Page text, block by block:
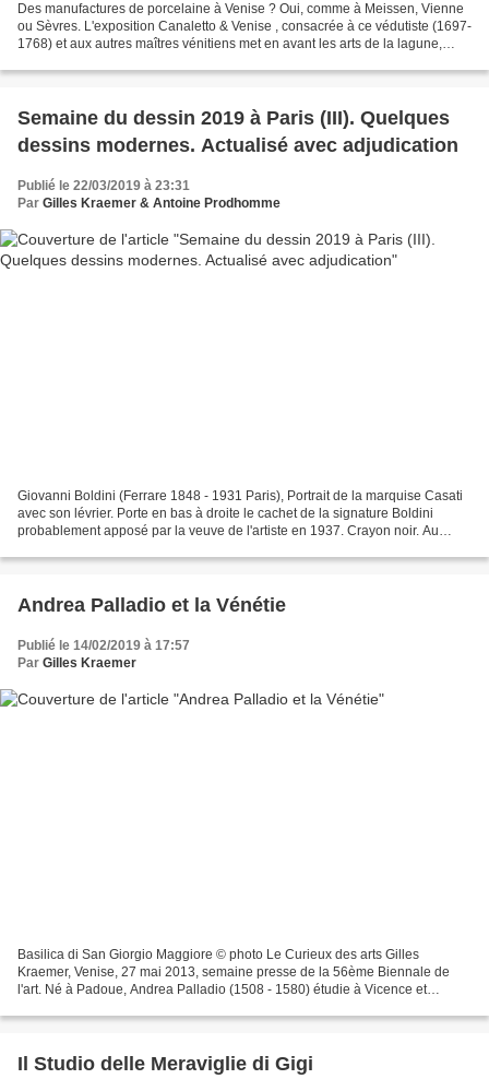
Des manufactures de porcelaine à Venise ? Oui, comme à Meissen, Vienne
ou Sèvres. L'exposition Canaletto & Venise , consacrée à ce védutiste (1697-
1768) et aux autres maîtres vénitiens met en avant les arts de la lagune,
Semaine du dessin 2019 à Paris (III). Quelques
dessins modernes. Actualisé avec adjudication
Publié le 22/03/2019 à 23:31
Par Gilles Kraemer & Antoine Prodhomme
Giovanni Boldini (Ferrare 1848 - 1931 Paris), Portrait de la marquise Casati
avec son lévrier. Porte en bas à droite le cachet de la signature Boldini
probablement apposé par la veuve de l'artiste en 1937. Crayon noir. Au
Andrea Palladio et la Vénétie
Publié le 14/02/2019 à 17:57
Par Gilles Kraemer
Basilica di San Giorgio Maggiore © photo Le Curieux des arts Gilles
Kraemer, Venise, 27 mai 2013, semaine presse de la 56ème Biennale de
l'art. Né à Padoue, Andrea Palladio (1508 - 1580) étudie à Vicence et
Il Studio delle Meraviglie di Gigi